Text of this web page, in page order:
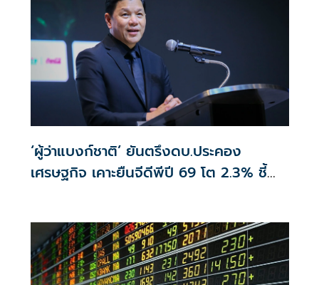
‘ผู้ว่าแบงก์ชาติ’ ยันตรึงดบ.ประคอง
เศรษฐกิจ เคาะยืนจีดีพีปี 69 โต 2.3% ชี้